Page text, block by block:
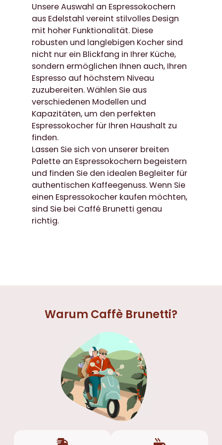
Unsere Auswahl an Espressokochern
aus Edelstahl vereint stilvolles Design
mit hoher Funktionalität. Diese
robusten und langlebigen Kocher sind
nicht nur ein Blickfang in Ihrer Küche,
sondern ermöglichen Ihnen auch, Ihren
Espresso auf höchstem Niveau
zuzubereiten. Wählen Sie aus
verschiedenen Modellen und
Kapazitäten, um den perfekten
Espressokocher für Ihren Haushalt zu
finden.
Lassen Sie sich von unserer breiten
Palette an Espressokochern begeistern
und finden Sie den idealen Begleiter für
authentischen Kaffeegenuss. Wenn Sie
einen Espressokocher kaufen möchten,
sind Sie bei Caffé Brunetti genau
richtig.
Warum Caffè Brunetti?